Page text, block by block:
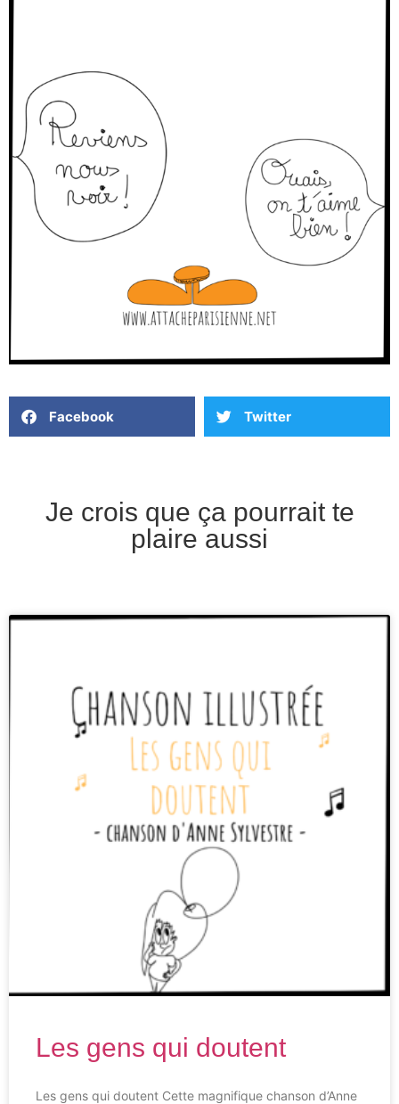
Facebook Twitter
Je crois que ça pourrait te
plaire aussi
Les gens qui doutent
Les gens qui doutent Cette magnifique chanson d’Anne